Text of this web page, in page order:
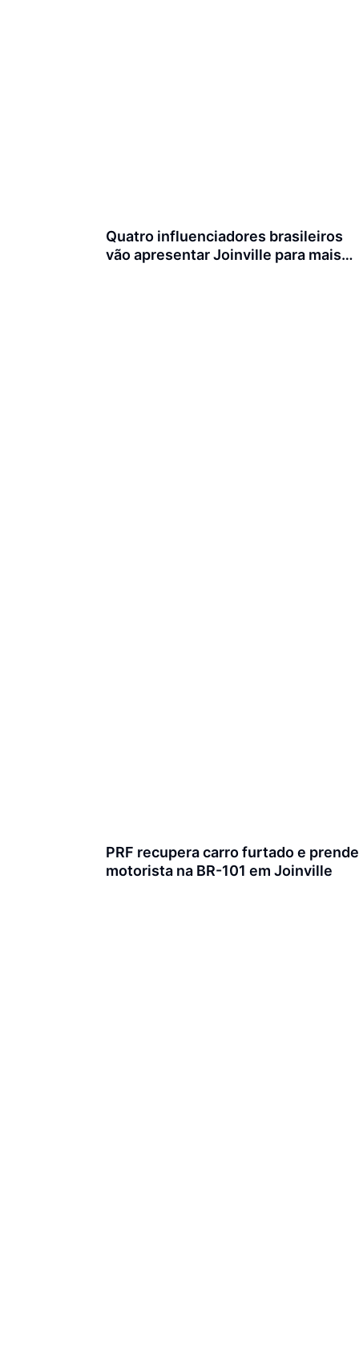
Quatro influenciadores brasileiros
vão apresentar Joinville para mais
PRF recupera carro furtado e prende
motorista na BR-101 em Joinville